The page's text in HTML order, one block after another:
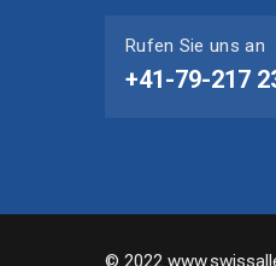
Rufen Sie uns an
+41-79-217
© 2022